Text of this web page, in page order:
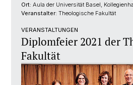
Ort: Aula der Universität Basel,
Veranstalter: Theologische Fakultät
VERANSTALTUNGEN
Diplomfeier 2021 der
Fakultät